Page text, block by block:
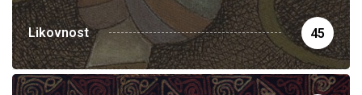
Likovnost 45